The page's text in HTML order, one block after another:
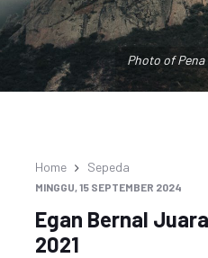
Photo of
Home Sepeda
MINGGU, 15 SEPTEMBER 2024
Egan Bernal
2021